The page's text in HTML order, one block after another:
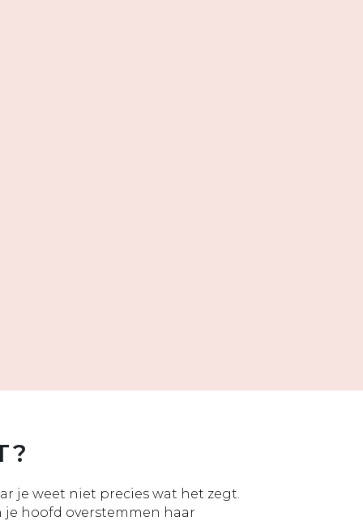
je weet niet precies wat het zegt.
hoofd overstemmen haar